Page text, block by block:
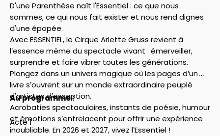
D'une Parenthèse naît l'Essentiel : ce que nous
sommes, ce qui nous fait exister et nous rend dignes
d'une épopée.
Avec ESSENTIEL, le Cirque Arlette Gruss revient à
l’essence même du spectacle vivant : émerveiller,
surprendre et faire vibrer toutes les générations.
Plongez dans un univers magique où les pages d’un
livre s’ouvrent sur un monde extraordinaire peuplé
d’artistes d’exception.
Acrobaties spectaculaires, instants de poésie, humour
et émotions s’entrelacent pour offrir une expérience
inoubliable. En 2026 et 2027, vivez l’Essentiel !
Au programme :
Acte 1